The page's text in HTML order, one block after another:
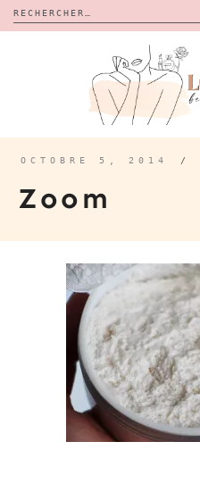
Rechercher :
CALENDRIERS DE L’AVENT
BON PLAN
À PROPOS
CONTACT
OCTOBRE 5, 2014 /
Zoom